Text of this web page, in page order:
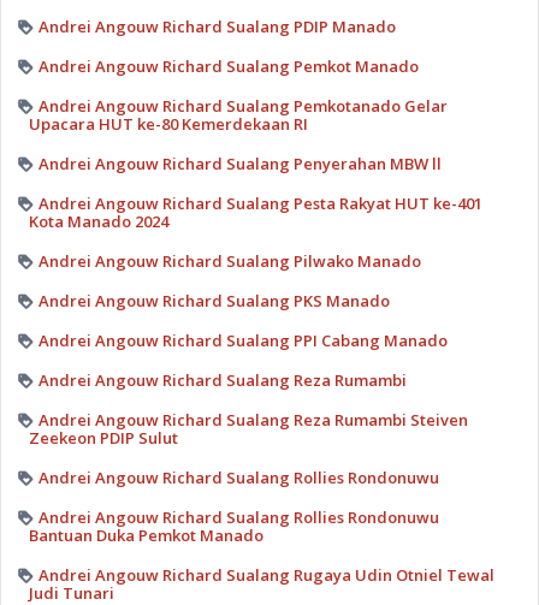
Andrei Angouw Richard Sualang PDIP Manado
Andrei Angouw Richard Sualang Pemkot Manado
Andrei Angouw Richard Sualang Pemkotanado Gelar
Upacara HUT ke-80 Kemerdekaan RI
Andrei Angouw Richard Sualang Penyerahan MBW ll
Andrei Angouw Richard Sualang Pesta Rakyat HUT ke-401
Kota Manado 2024
Andrei Angouw Richard Sualang Pilwako Manado
Andrei Angouw Richard Sualang PKS Manado
Andrei Angouw Richard Sualang PPI Cabang Manado
Andrei Angouw Richard Sualang Reza Rumambi
Andrei Angouw Richard Sualang Reza Rumambi Steiven
Zeekeon PDIP Sulut
Andrei Angouw Richard Sualang Rollies Rondonuwu
Andrei Angouw Richard Sualang Rollies Rondonuwu
Bantuan Duka Pemkot Manado
Andrei Angouw Richard Sualang Rugaya Udin Otniel Tewal
Judi Tunari